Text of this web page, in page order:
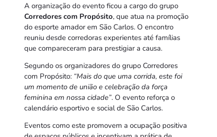
A organização do evento ficou a cargo do grupo
Corredores com Propósito, que atua na promoção
do esporte amador em São Carlos. O encontro
reuniu desde corredoras experientes até famílias
que compareceram para prestigiar a causa.
Segundo os organizadores do grupo Corredores
com Propósito: “Mais do que uma corrida, este foi
um momento de união e celebração da força
feminina em nossa cidade”. O evento reforça o
calendário esportivo e social de São Carlos.
Eventos como este promovem a ocupação positiva